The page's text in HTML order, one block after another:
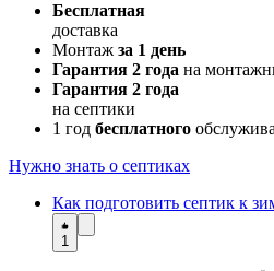
Бесплатная
доставка
Монтаж за 1 день
Гарантия 2 года на
Гарантия 2 года
на септики
1 год бесплатного
Нужно знать о септиках
Как подготовить септик к
1